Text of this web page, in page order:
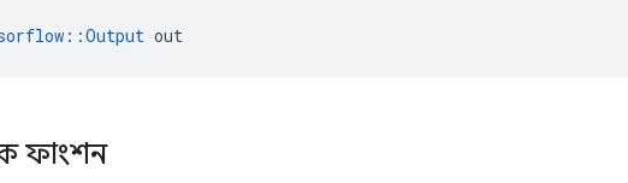
out
ফাংশন